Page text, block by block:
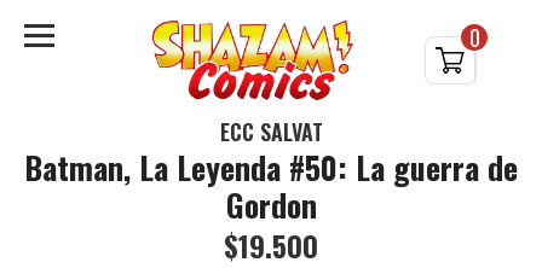
0
ECC SALVAT
Batman, La Leyenda #50: La guerra de
Gordon
$19.500